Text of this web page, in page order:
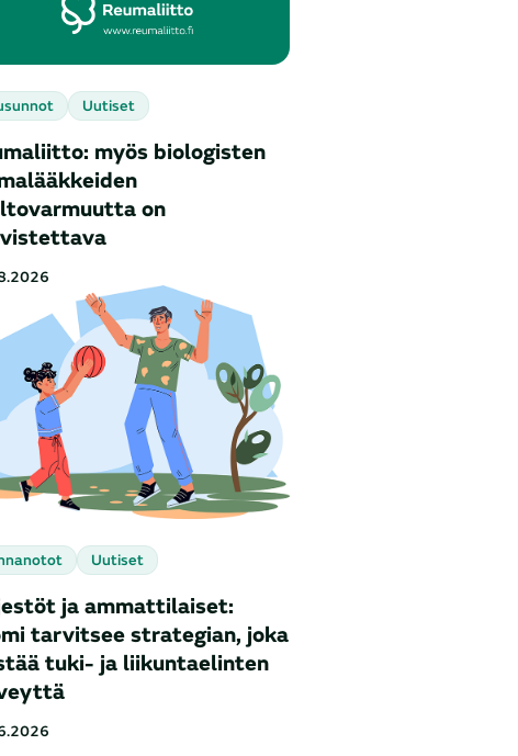
Uutiset
myös biologisten
on
Uutiset
ja ammattilaiset:
tarvitsee strategian, joka
tuki- ja liikuntaelinten